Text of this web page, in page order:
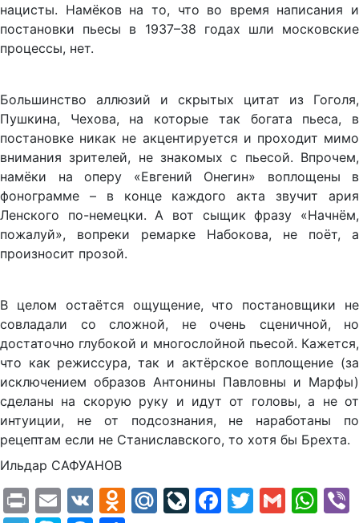
нацисты. Намёков на то, что во время написания и
постановки пьесы в 1937–38 годах шли московские
процессы, нет.
Большинство аллюзий и скрытых цитат из Гоголя,
Пушкина, Чехова, на которые так богата пьеса, в
постановке никак не акцентируется и проходит мимо
внимания зрителей, не знакомых с пьесой. Впрочем,
намёки на оперу «Евгений Онегин» воплощены в
фонограмме – в конце каждого акта звучит ария
Ленского по-немецки. А вот сыщик фразу «Начнём,
пожалуй», вопреки ремарке Набокова, не поёт, а
произносит прозой.
В целом остаётся ощущение, что постановщики не
совладали со сложной, не очень сценичной, но
достаточно глубокой и многослойной пьесой. Кажется,
что как режиссура, так и актёрское воплощение (за
исключением образов Антонины Павловны и Марфы)
сделаны на скорую руку и идут от головы, а не от
интуиции, не от подсознания, не наработаны по
рецептам если не Станиславского, то хотя бы Брехта.
Ильдар САФУАНОВ
PrintEmail
VK Odnoklassniki
Mail.Ru
LiveJournal
Facebook
Twitter
Gmail